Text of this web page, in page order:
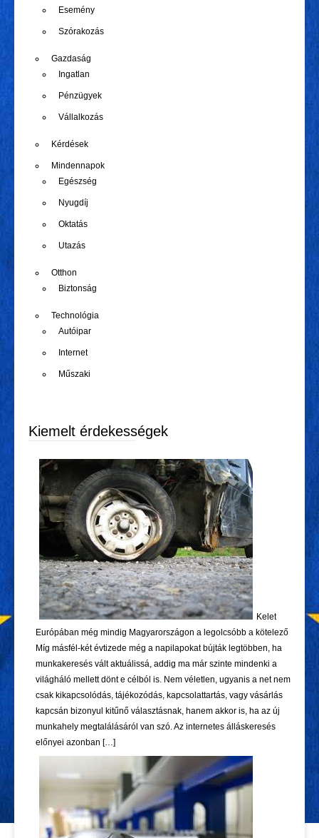
Esemény
Szórakozás
Gazdaság
Ingatlan
Pénzügyek
Vállalkozás
Kérdések
Mindennapok
Egészség
Nyugdíj
Oktatás
Utazás
Otthon
Biztonság
Technológia
Autóipar
Internet
Műszaki
Kiemelt érdekességek
Kelet
Európában még mindig Magyarországon a legolcsóbb a kötelező
Míg másfél-két évtizede még a napilapokat bújták legtöbben, ha
munkakeresés vált aktuálissá, addig ma már szinte mindenki a
világháló mellett dönt e célból is. Nem véletlen, ugyanis a net nem
csak kikapcsolódás, tájékozódás, kapcsolattartás, vagy vásárlás
kapcsán bizonyul kitűnő választásnak, hanem akkor is, ha az új
munkahely megtalálásáról van szó. Az internetes álláskeresés
előnyei azonban […]